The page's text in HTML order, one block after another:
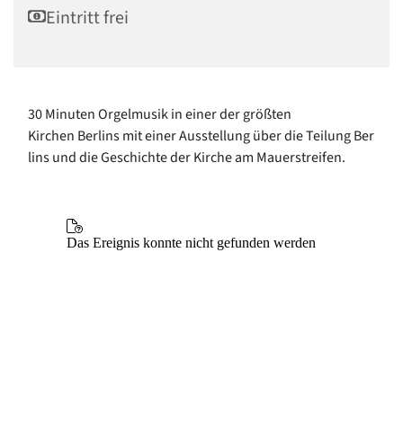
Eintritt frei
30 Minuten Orgelmusik in einer der größten
Kirchen Berlins mit einer Ausstellung über die Teilung Ber
lins und die Geschichte der Kirche am Mauerstreifen.